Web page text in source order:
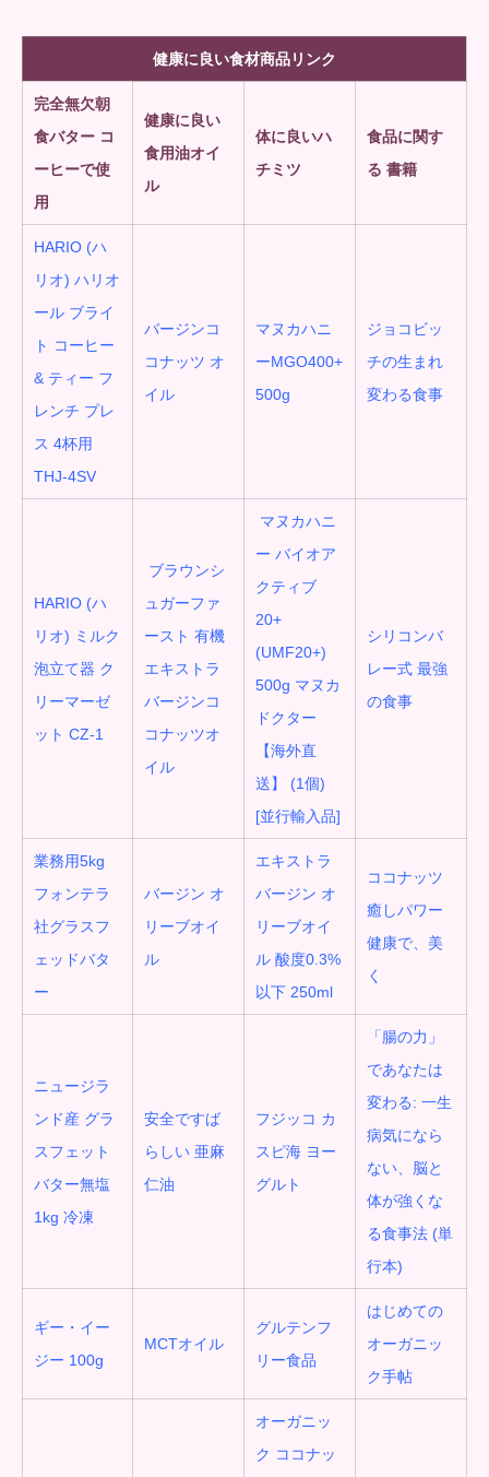
健康に良い食材商品リンク
完全無欠朝
食バター コ
ーヒーで使
用
健康に良い
食用油オイ
ル
体に良いハ
チミツ
食品に関す
る 書籍
HARIO (ハ
リオ) ハリオ
ール ブライ
ト コーヒー
& ティー フ
レンチ プレ
ス 4杯用
THJ-4SV
バージンコ
コナッツ オ
イル
マヌカハニ
ーMGO400+
500g
ジョコビッ
チの生まれ
変わる食事
HARIO (ハ
リオ) ミルク
泡立て器 ク
リーマーゼ
ット CZ-1
ブラウンシ
ュガーファ
ースト 有機
エキストラ
バージンコ
コナッツオ
イル
マヌカハニ
ー バイオア
クティブ
20+
(UMF20+)
500g マヌカ
ドクター
【海外直
送】 (1個)
[並行輸入品]
シリコンバ
レー式 最強
の食事
業務用5kg
フォンテラ
社グラスフ
ェッドバタ
ー
バージン オ
リーブオイ
ル
エキストラ
バージン オ
リーブオイ
ル 酸度0.3%
以下 250ml
ココナッツ
癒しパワー
健康で、美
く
ニュージラ
ンド産 グラ
スフェット
バター無塩
1kg 冷凍
安全ですば
らしい 亜麻
仁油
フジッコ カ
スピ海 ヨー
グルト
「腸の力」
であなたは
変わる: 一生
病気になら
ない、脳と
体が強くな
る食事法 (単
行本)
ギー・イー
ジー 100g
MCTオイル
グルテンフ
リー食品
はじめての
オーガニッ
ク手帖
オーガニッ
ク ココナッ